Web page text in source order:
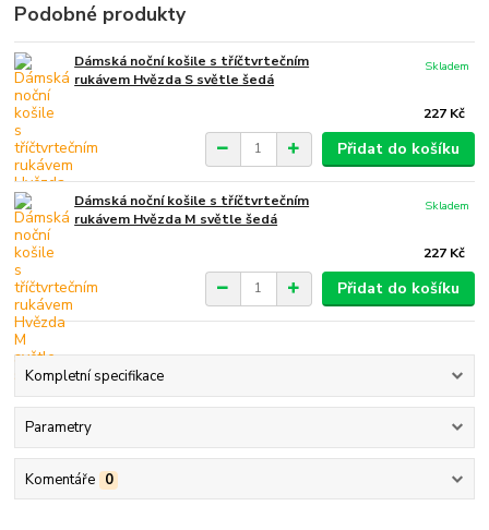
Podobné produkty
Dámská noční košile s tříčtvrtečním
rukávem Hvězda S světle šedá
227 Kč
Skladem
Přidat do košíku
Dámská noční košile s tříčtvrtečním
rukávem Hvězda M světle šedá
227 Kč
Skladem
Přidat do košíku
Kompletní specifikace
Parametry
Komentáře 0